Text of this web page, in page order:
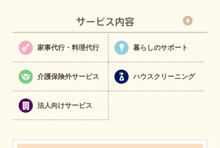
家事代行・料理代行 暮らしのサポート
介護保険外サービス ハウスクリーニング
法人向けサービス